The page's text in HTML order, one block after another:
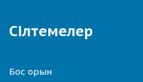
Сілтемелер
Бос орын